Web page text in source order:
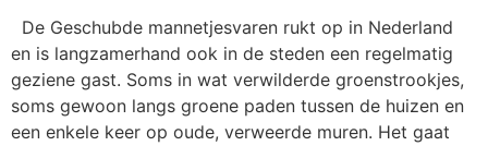
De Geschubde mannetjesvaren rukt op in Nederland
en is langzamerhand ook in de steden een regelmatig
geziene gast. Soms in wat verwilderde groenstrookjes,
soms gewoon langs groene paden tussen de huizen en
een enkele keer op oude, verweerde muren. Het gaat